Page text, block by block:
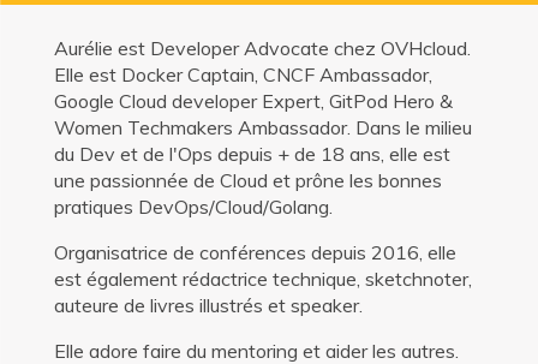
Aurélie est Developer Advocate chez OVHcloud.
Elle est Docker Captain, CNCF Ambassador,
Google Cloud developer Expert, GitPod Hero &
Women Techmakers Ambassador. Dans le milieu
du Dev et de l'Ops depuis + de 18 ans, elle est
une passionnée de Cloud et prône les bonnes
pratiques DevOps/Cloud/Golang.
Organisatrice de conférences depuis 2016, elle
est également rédactrice technique, sketchnoter,
auteure de livres illustrés et speaker.
Elle adore faire du mentoring et aider les autres.